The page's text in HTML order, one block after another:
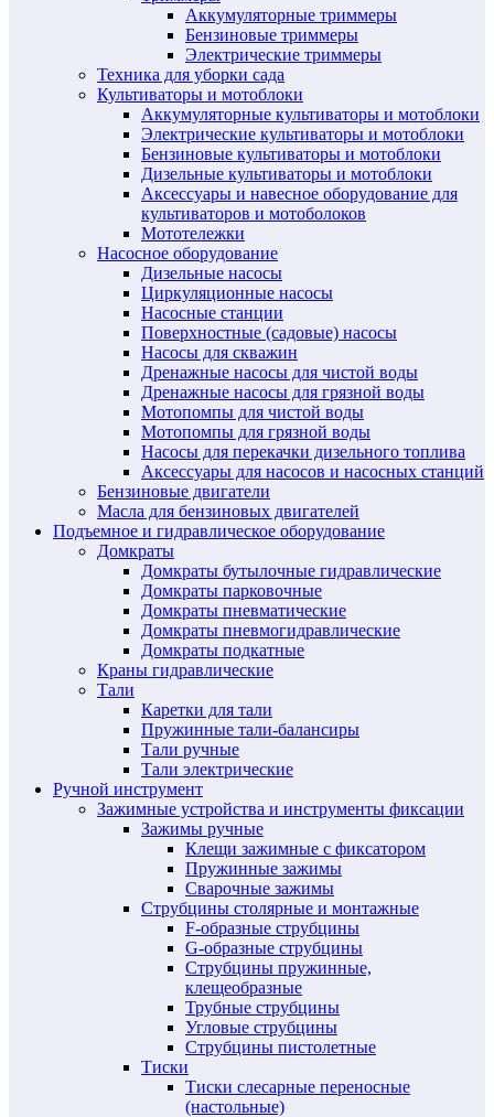
Аккумуляторные триммеры
Бензиновые триммеры
Электрические триммеры
Техника для уборки сада
Культиваторы и мотоблоки
Аккумуляторные культиваторы и мотоблоки
Электрические культиваторы и мотоблоки
Бензиновые культиваторы и мотоблоки
Дизельные культиваторы и мотоблоки
Аксессуары и навесное оборудование для
культиваторов и мотоболоков
Мототележки
Насосное оборудование
Дизельные насосы
Циркуляционные насосы
Насосные станции
Поверхностные (садовые) насосы
Насосы для скважин
Дренажные насосы для чистой воды
Дренажные насосы для грязной воды
Мотопомпы для чистой воды
Мотопомпы для грязной воды
Насосы для перекачки дизельного топлива
Аксессуары для насосов и насосных станций
Бензиновые двигатели
Масла для бензиновых двигателей
Подъемное и гидравлическое оборудование
Домкраты
Домкраты бутылочные гидравлические
Домкраты парковочные
Домкраты пневматические
Домкраты пневмогидравлические
Домкраты подкатные
Краны гидравлические
Тали
Каретки для тали
Пружинные тали-балансиры
Тали ручные
Тали электрические
Ручной инструмент
Зажимные устройства и инструменты фиксации
Зажимы ручные
Клещи зажимные с фиксатором
Пружинные зажимы
Сварочные зажимы
Струбцины столярные и монтажные
F-образные струбцины
G-образные струбцины
Струбцины пружинные,
клещеобразные
Трубные струбцины
Угловые струбцины
Струбцины пистолетные
Тиски
Тиски слесарные переносные
(настольные)